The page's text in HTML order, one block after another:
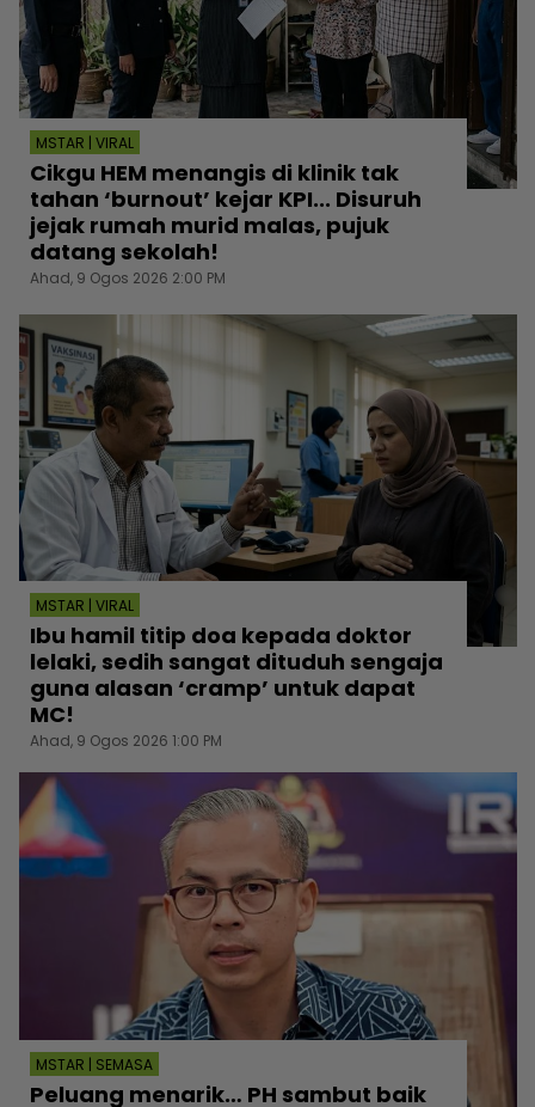
MSTAR | VIRAL
Cikgu HEM menangis di klinik tak
tahan ‘burnout’ kejar KPI... Disuruh
jejak rumah murid malas, pujuk
datang sekolah!
Ahad, 9 Ogos 2026 2:00 PM
MSTAR | VIRAL
Ibu hamil titip doa kepada doktor
lelaki, sedih sangat dituduh sengaja
guna alasan ‘cramp’ untuk dapat
MC!
Ahad, 9 Ogos 2026 1:00 PM
MSTAR | SEMASA
Peluang menarik… PH sambut baik